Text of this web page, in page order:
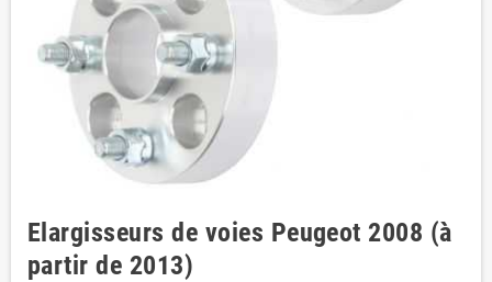
Elargisseurs de voies Peugeot 2008 (à
partir de 2013)